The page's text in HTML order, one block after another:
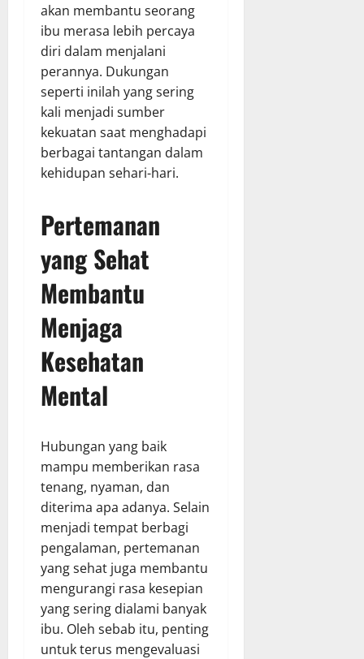
akan membantu seorang
ibu merasa lebih percaya
diri dalam menjalani
perannya. Dukungan
seperti inilah yang sering
kali menjadi sumber
kekuatan saat menghadapi
berbagai tantangan dalam
kehidupan sehari-hari.
Pertemanan
yang Sehat
Membantu
Menjaga
Kesehatan
Mental
Hubungan yang baik
mampu memberikan rasa
tenang, nyaman, dan
diterima apa adanya. Selain
menjadi tempat berbagi
pengalaman, pertemanan
yang sehat juga membantu
mengurangi rasa kesepian
yang sering dialami banyak
ibu. Oleh sebab itu, penting
untuk terus mengevaluasi